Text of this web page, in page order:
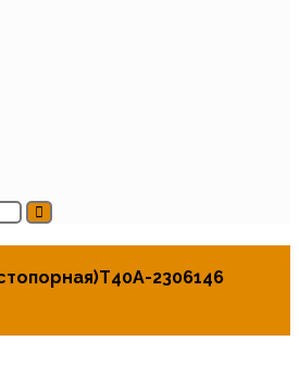
2306146